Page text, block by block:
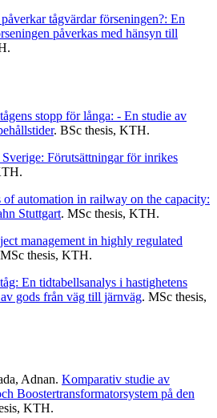
tågvärdar förseningen?: En
påverkas med hänsyn till
stopp för långa: - En studie av
. BSc thesis, KTH.
Förutsättningar för inrikes
of automation in railway on the capacity:
Stuttgart. MSc thesis, KTH.
management in highly regulated
thesis, KTH.
En tidtabellsanalys i hastighetens
gods från väg till järnväg. MSc thesis,
Adnan. Komparativ studie av
Boostertransformatorsystem på den
KTH.